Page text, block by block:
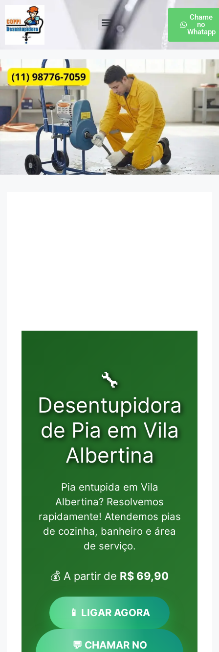
Chame
no
Whatapp
🔧
Desentupidora
de Pia em Vila
Albertina
Pia entupida em Vila
Albertina? Resolvemos
rapidamente! Atendemos pias
de cozinha, banheiro e área
de serviço.
💰 A partir de R$ 69,90
📱 LIGAR AGORA
💬 CHAMAR NO